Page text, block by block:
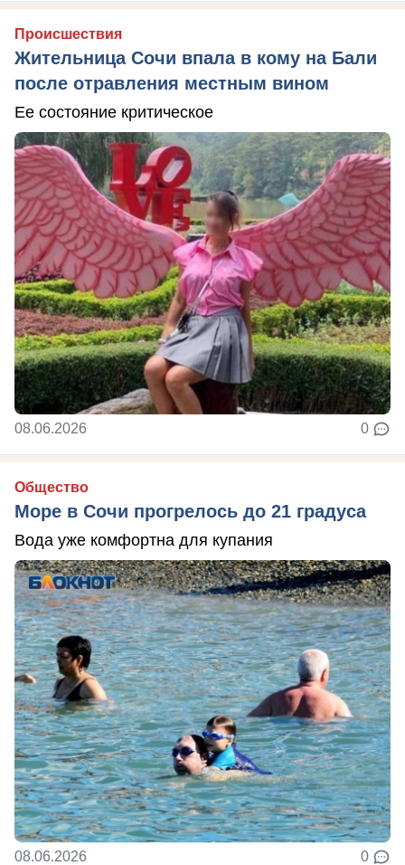
Происшествия
Жительница Сочи впала в кому на Бали
после отравления местным вином
Ее состояние критическое
08.06.2026 0
Общество
Море в Сочи прогрелось до 21 градуса
Вода уже комфортна для купания
08.06.2026 0